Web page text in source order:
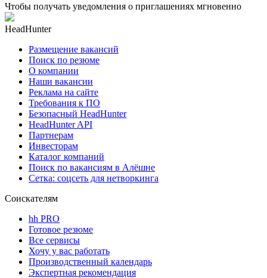
Чтобы получать уведомления о приглашениях мгновенно
HeadHunter
Размещение вакансий
Поиск по резюме
О компании
Наши вакансии
Реклама на сайте
Требования к ПО
Безопасный HeadHunter
HeadHunter API
Партнерам
Инвесторам
Каталог компаний
Поиск по вакансиям в Алёшне
Сетка: соцсеть для нетворкинга
Соискателям
hh PRO
Готовое резюме
Все сервисы
Хочу у вас работать
Производственный календарь
Экспертная рекомендация